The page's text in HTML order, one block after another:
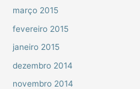
março 2015
fevereiro 2015
janeiro 2015
dezembro 2014
novembro 2014